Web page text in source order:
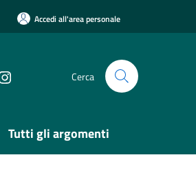
Accedi all'area personale
Cerca
Tutti gli argomenti